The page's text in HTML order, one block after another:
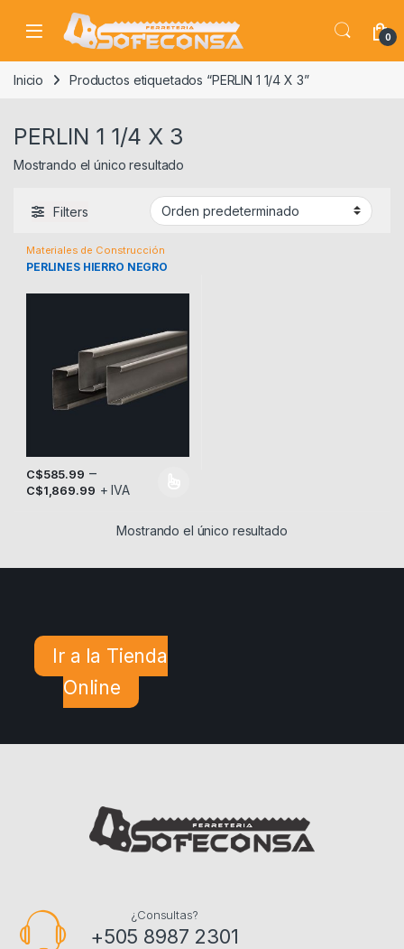
Skip to navigation
Skip to content
0
Inicio Productos etiquetados “PERLIN 1 1/4 X 3”
PERLIN 1 1/4 X 3
Mostrando el único resultado
Filters
Materiales de Construcción
PERLINES HIERRO NEGRO
C$585.99 –
C$1,869.99 + IVA
Este producto tiene múltiples variantes. Las opciones se
Mostrando el único resultado
Ir a la Tienda
Online
¿Consultas?
+505 8987 2301